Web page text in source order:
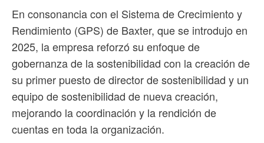
En consonancia con el Sistema de Crecimiento y
Rendimiento (GPS) de Baxter, que se introdujo en
2025, la empresa reforzó su enfoque de
gobernanza de la sostenibilidad con la creación de
su primer puesto de director de sostenibilidad y un
equipo de sostenibilidad de nueva creación,
mejorando la coordinación y la rendición de
cuentas en toda la organización.